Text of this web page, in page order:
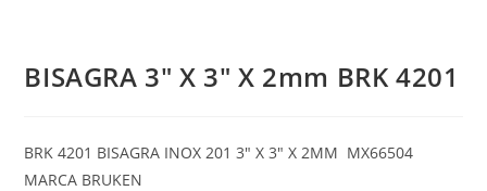
BISAGRA 3″ X 3″ X 2mm BRK 4201
BRK 4201 BISAGRA INOX 201 3″ X 3″ X 2MM MX66504
MARCA BRUKEN